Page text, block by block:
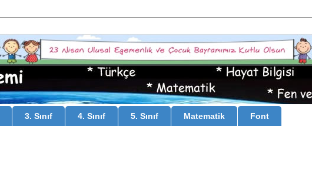
3. Sınıf 4. Sınıf 5. Sınıf Matematik Font